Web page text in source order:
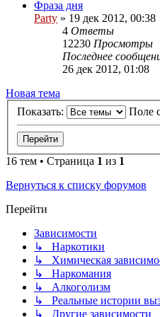
Фраза дня
Party » 19 дек 2012, 00:38
4 Ответы
12230 Просмотры
Последнее
26 дек 2012, 01:08
Новая
тема
Новая тема
Показать:
Поле
16 тем • Страница 1 из 1
Вернуться к списку форумов
Перейти
Зависимости
↳ Наркотики
↳ Химическая
↳ Наркомания
↳ Алкоголизм
↳ Реальные истории
↳ Другие зависимости